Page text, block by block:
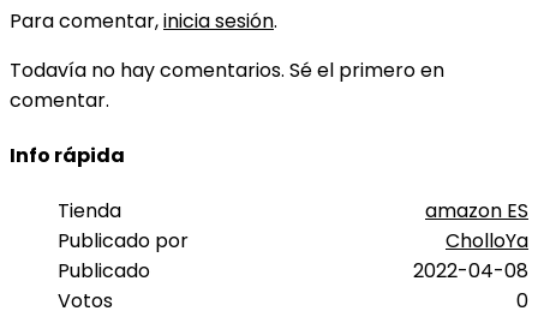
Para comentar,inicia sesión.
Todavía no hay comentarios. Sé el primero en
comentar.
Info rápida
Tienda
amazon ES
Publicado por
CholloYa
Publicado
2022-04-08
Votos
0